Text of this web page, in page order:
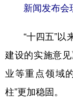
浙江
山东
新闻发布
“十四五”以
建设的实施意
业等重点领域
柱”更加稳固。